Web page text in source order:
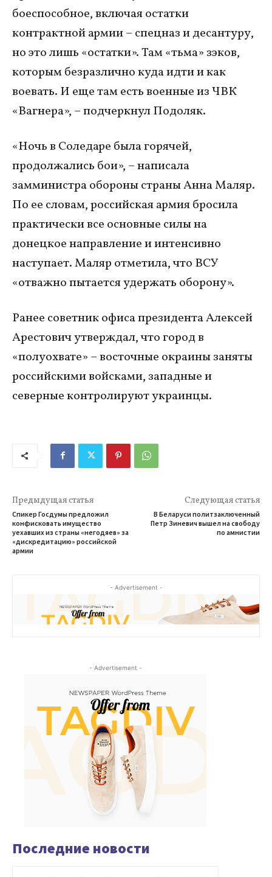
боеспособное, включая остатки
контрактной армии – спецназ и десантуру,
но это лишь «остатки». Там «тьма» зэков,
которым безразлично куда идти и как
воевать. И еще там есть военные из ЧВК
«Вагнера», – подчеркнул Подоляк.
«Ночь в Соледаре была горячей,
продолжались бои», – написала
замминистра обороны страны Анна Маляр.
По ее словам, российская армия бросила
практически все основные силы на
донецкое направление и интенсивно
наступает. Маляр отметила, что ВСУ
«отважно пытается удержать оборону».
Ранее советник офиса президента Алексей
Арестович утверждал, что город в
«полуохвате» – восточные окраины заняты
российскими войсками, западные и
северные контролируют украинцы.
Предыдущая статья
Спикер Госдумы предложил
конфисковать имущество
уехавших из страны «негодяев» за
«дискредитацию» российской
армии
Следующая статья
В Беларуси политзаключенный
Петр Зиневич вышел на свободу
по амнистии
- Advertisement -
- Advertisement -
Последние новости